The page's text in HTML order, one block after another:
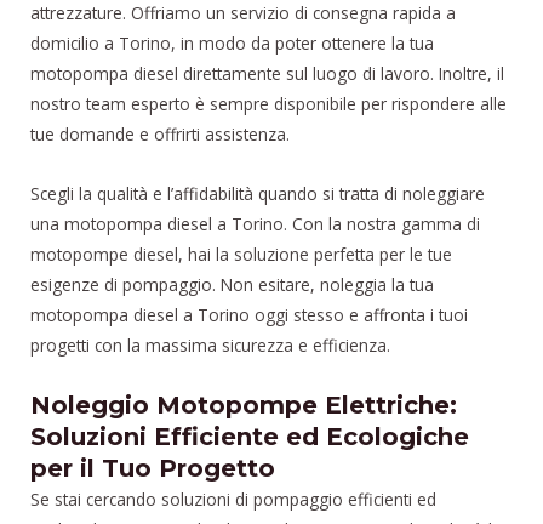
attrezzature. Offriamo un servizio di consegna rapida a
domicilio a Torino, in modo da poter ottenere la tua
motopompa diesel direttamente sul luogo di lavoro. Inoltre, il
nostro team esperto è sempre disponibile per rispondere alle
tue domande e offrirti assistenza.
Scegli la qualità e l’affidabilità quando si tratta di noleggiare
una motopompa diesel a Torino. Con la nostra gamma di
motopompe diesel, hai la soluzione perfetta per le tue
esigenze di pompaggio. Non esitare, noleggia la tua
motopompa diesel a Torino oggi stesso e affronta i tuoi
progetti con la massima sicurezza e efficienza.
Noleggio Motopompe Elettriche:
Soluzioni Efficiente ed Ecologiche
per il Tuo Progetto
Se stai cercando soluzioni di pompaggio efficienti ed